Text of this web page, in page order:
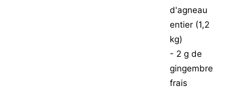
d'agneau
entier (1,2
kg)
- 2 g de
gingembre
frais